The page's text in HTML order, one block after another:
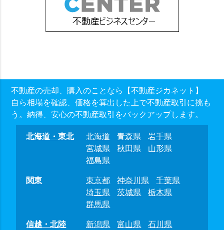
不動産の売却、購入のことなら【不動産ジカネット】
自ら相場を確認、価格を算出した上で不動産取引に挑も
う。納得、安心の不動産取引をバックアップします。
北海道・東北 北海道 青森県
岩手県
宮城県
秋田県
山形県
福島県
関東
東京都 神奈川県
千葉県
埼玉県
茨城県
栃木県
群馬県
信越・北陸
新潟県 富山県
石川県